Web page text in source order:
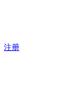
注册